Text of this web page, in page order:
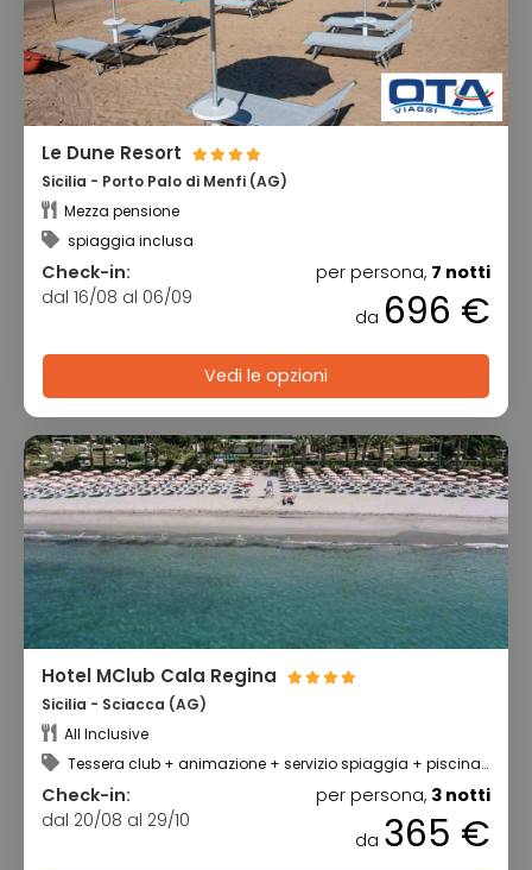
Le Dune Resort
Sicilia - Porto Palo di Menfi (AG)
Mezza pensione
spiaggia inclusa
Check-in:
dal 16/08 al 06/09
per persona, 7 notti
da 696 €
Vedi le opzioni
Hotel MClub Cala Regina
Sicilia - Sciacca (AG)
All Inclusive
Tessera club + animazione + servizio spiaggia + piscina
Check-in:
dal 20/08 al 29/10
per persona, 3 notti
da 365 €